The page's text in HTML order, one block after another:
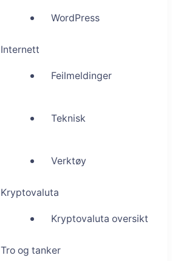
WordPress
Internett
Feilmeldinger
Teknisk
Verktøy
Kryptovaluta
Kryptovaluta oversikt
Tro og tanker